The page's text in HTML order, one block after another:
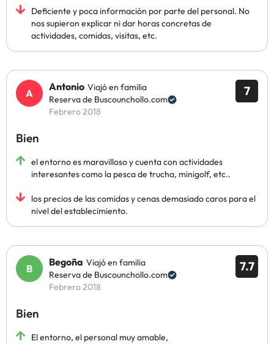
Deficiente y poca información por parte del personal. No
nos supieron explicar ni dar horas concretas de
actividades, comidas, visitas, etc.
7
Antonio Viajó en familia
Reserva de Buscounchollo.com
Febrero 2018
Bien
el entorno es maravilloso y cuenta con actividades
interesantes como la pesca de trucha, minigolf, etc..
los precios de las comidas y cenas demasiado caros para el
nivel del establecimiento.
7.7
Begoña Viajó en familia
Reserva de Buscounchollo.com
Febrero 2018
Bien
El entorno, el personal muy amable,